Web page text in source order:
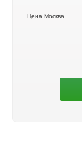
Цена Москва